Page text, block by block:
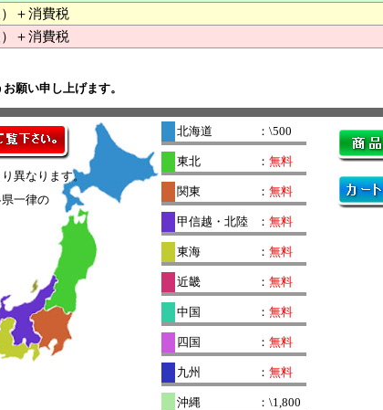
＋消費税
）＋消費税
願い申し上げます。
異なります。
一律の
北海道 ：\500
東北 ： 無料
関東 ： 無料
甲信越・北陸 ： 無料
東海 ： 無料
近畿 ： 無料
中国 ： 無料
四国 ： 無料
九州 ： 無料
沖縄 ：\1,800